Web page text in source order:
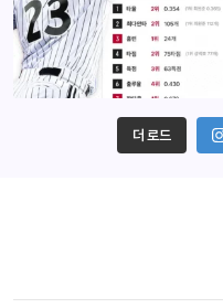
더 로드